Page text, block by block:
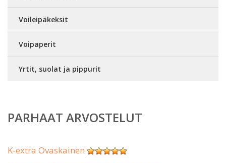
Voileipäkeksit
Voipaperit
Yrtit, suolat ja pippurit
PARHAAT ARVOSTELUT
K-extra Ovaskainen